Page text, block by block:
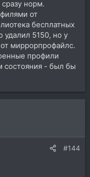
норм.
от
бесплатных
удалил 5150, но у
миррорпрофайлс.
профили
состояния - был бы
#144